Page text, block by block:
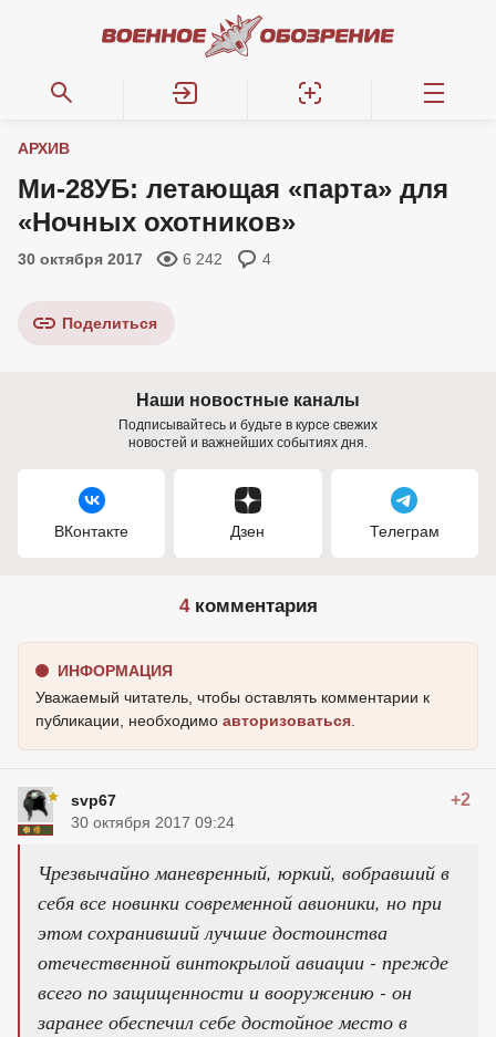
АРХИВ
Ми-28УБ: летающая «парта» для
«Ночных охотников»
30 октября 2017 6 242 4
Поделиться
Наши новостные каналы
Подписывайтесь и будьте в курсе свежих
новостей и важнейших событиях дня.
ВКонтакте Дзен Телеграм
4комментария
ИНФОРМАЦИЯ
Уважаемый читатель, чтобы оставлять комментарии к
публикации, необходимо авторизоваться
svp67 +2
30 октября 2017 09:24
Чрезвычайно маневренный, юркий, вобравший в
себя все новинки современной авионики, но при
этом сохранивший лучшие достоинства
отечественной винтокрылой авиации - прежде
всего по защищенности и вооружению - он
заранее обеспечил себе достойное место в